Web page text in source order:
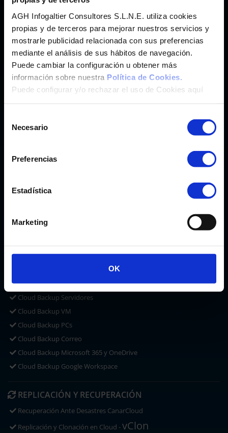
AGH Infogaltier Consultores S.L.N.E. utiliza cookies
propias y de terceros para mejorar nuestros servicios y
mostrarle publicidad relacionada con sus preferencias
mediante el análisis de sus hábitos de navegación.
Puede cambiar la configuración u obtener más
información sobre nuestra Política de Cookies.
Puede configurar y/o rechazar el uso de Cookies aquí
Necesario
Preferencias
Estadística
Marketing
OK
Hosting Wordpress y más de 200 App.SaaS
Panel de ControlcPanel®
Weebly®
Posicionamiento SEO conMarketgoo ®
CORREO
CLOUD PC Y OFFICE
Microsoft 365 Pymes/Enterprise
CLOUD BACKUPACRONIS CYBER PROTECT
Cloud Backup Servidores
Cloud Backup VM
Cloud Backup PCs
Cloud Backup Correo
Cloud Backup Microsoft 365 y OneDrive
Cloud Backup Google Workspace
REPLICACIÓN Y RECUPERACIÓN
Recuperación Ante Desastres CanarCloud
Replicación y Clonación en Cloud -vClon